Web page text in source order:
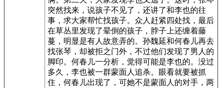
突然找来，说孩子不见了，还讲了和李也的往
事，求大家帮忙找孩子。众人赶紧四处找，最后
在草丛里发现了晕倒的孩子，脖子上还缠着藤
蔓，明显是有人故意弄的。孙魏延和何春儿再去
找张琴，却被拒之门外，不过他们发现了男人的
脚印。何春儿一分析，觉得可能是李也的。没过
多久，李也被一群蒙面人追杀。眼看就要被抓
住，何春儿出现了，可她不是蒙面人的对手，两